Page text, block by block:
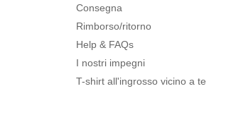
Consegna
Rimborso/ritorno
Help & FAQs
I nostri impegni
T-shirt all'ingrosso vicino a te